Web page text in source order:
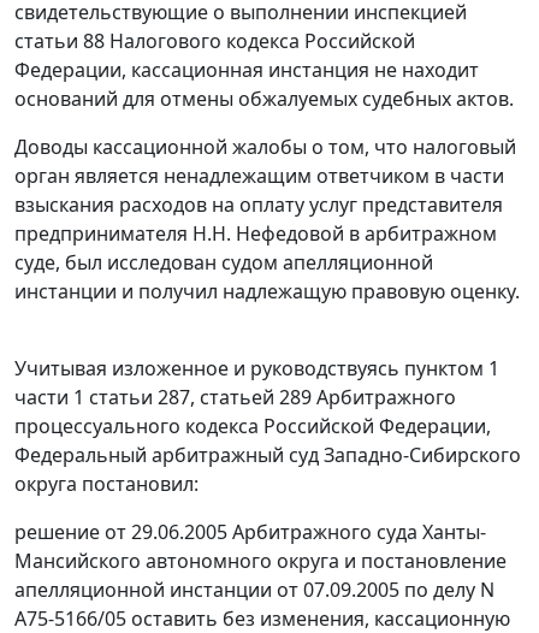
свидетельствующие о выполнении инспекцией
статьи 88 Налогового кодекса Российской
Федерации, кассационная инстанция не находит
оснований для отмены обжалуемых судебных актов.
Доводы кассационной жалобы о том, что налоговый
орган является ненадлежащим ответчиком в части
взыскания расходов на оплату услуг представителя
предпринимателя Н.Н. Нефедовой в арбитражном
суде, был исследован судом апелляционной
инстанции и получил надлежащую правовую оценку.
Учитывая изложенное и руководствуясь пунктом 1
части 1 статьи 287, статьей 289Арбитражного
процессуального кодекса Российской Федерации,
Федеральный арбитражный суд Западно-Сибирского
округа постановил:
решение от 29.06.2005 Арбитражного суда Ханты-
Мансийского автономного округа и постановление
апелляционной инстанции от 07.09.2005 по делу N
А75-5166/05 оставить без изменения, кассационную